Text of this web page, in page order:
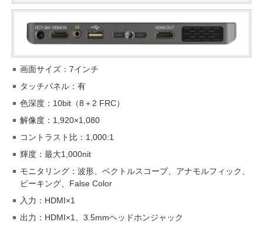
画面サイズ：7インチ
タッチパネル：有
色深度：10bit（8＋2 FRC）
解像度：1,920×1,080
コントラスト比：1,000:1
輝度：最大1,000nit
モニタリング：波形、ベクトルスコープ、アナモルフィック、
ピーキング、False Color
入力：HDMI×1
出力：HDMI×1、3.5mmヘッドホンジャック